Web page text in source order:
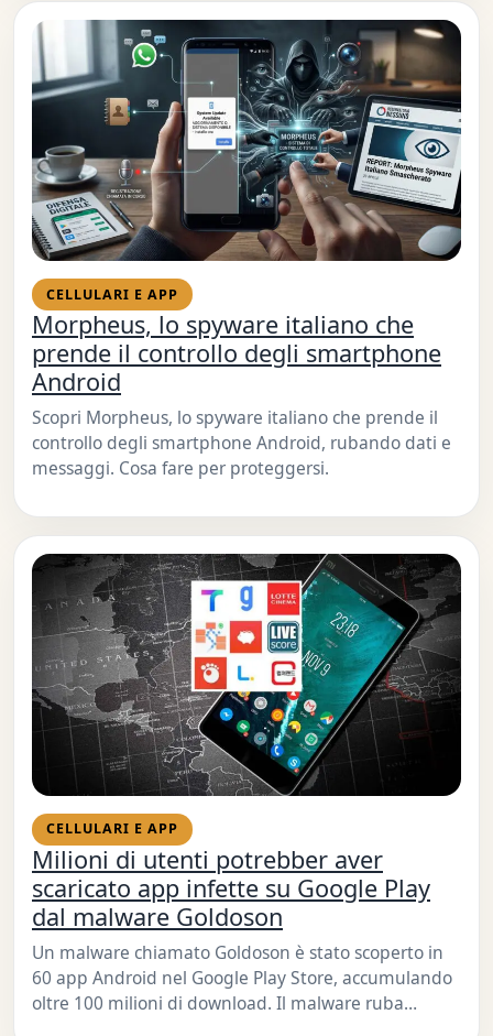
CELLULARI E APP
Morpheus, lo spyware italiano che
prende il controllo degli smartphone
Android
Scopri Morpheus, lo spyware italiano che prende il
controllo degli smartphone Android, rubando dati e
messaggi. Cosa fare per proteggersi.
CELLULARI E APP
Milioni di utenti potrebber aver
scaricato app infette su Google Play
dal malware Goldoson
Un malware chiamato Goldoson è stato scoperto in
60 app Android nel Google Play Store, accumulando
oltre 100 milioni di download. Il malware ruba…